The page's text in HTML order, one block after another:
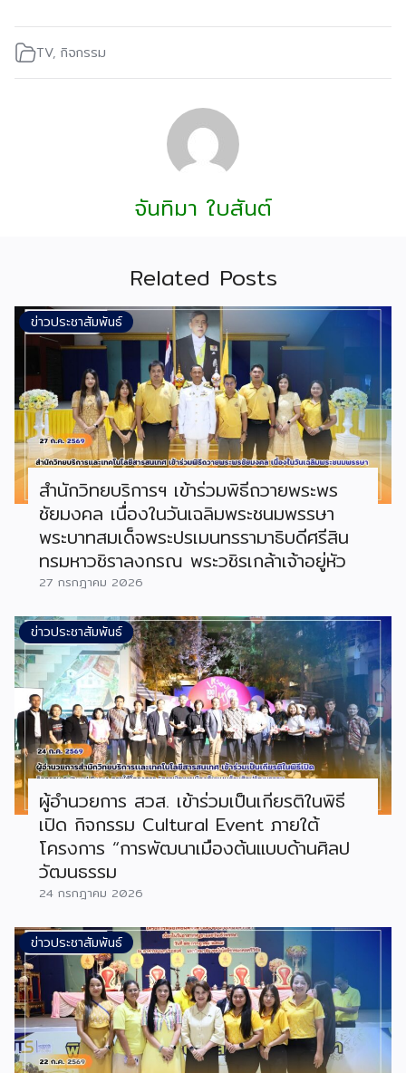
TV, กิจกรรม
จันทิมา ใบสันต์
Related Posts
ข่าวประชาสัมพันธ์
สำนักวิทยบริการฯ เข้าร่วมพิธีถวายพระพร
ชัยมงคล เนื่องในวันเฉลิมพระชนมพรรษา
พระบาทสมเด็จพระปรเมนทรรามาธิบดีศรีสิน
ทรมหาวชิราลงกรณ พระวชิรเกล้าเจ้าอยู่หัว
27 กรกฎาคม 2026
ข่าวประชาสัมพันธ์
ผู้อำนวยการ สวส. เข้าร่วมเป็นเกียรติในพิธี
เปิด กิจกรรม Cultural Event ภายใต้
โครงการ “การพัฒนาเมืองต้นแบบด้านศิลป
วัฒนธรรม
24 กรกฎาคม 2026
ข่าวประชาสัมพันธ์